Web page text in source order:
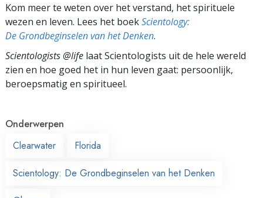
Kom meer te weten over het verstand, het spirituele
wezen en leven. Lees het boekScientology:
De Grondbeginselen van het Denken.
Scientologists @life laat Scientologists uit de hele wereld
zien en hoe goed het in hun leven gaat: persoonlijk,
beroepsmatig en spiritueel.
Onderwerpen
Clearwater
Florida
Scientology: De Grondbeginselen van het Denken